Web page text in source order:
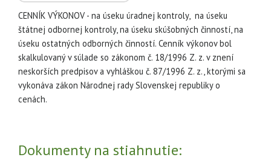
CENNÍK VÝKONOV - na úseku úradnej kontroly, na úseku
štátnej odbornej kontroly, na úseku skúšobných činností, na
úseku ostatných odborných činností. Cenník výkonov bol
skalkulovaný v súlade so zákonom č. 18/1996 Z. z. v znení
neskorších predpisov a vyhláškou č. 87/1996 Z. z., ktorými sa
vykonáva zákon Národnej rady Slovenskej republiky o
cenách.
Dokumenty na stiahnutie: